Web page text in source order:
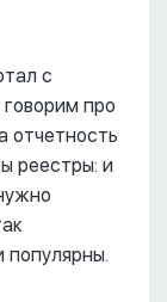
с
про
отчетность
реестры: и